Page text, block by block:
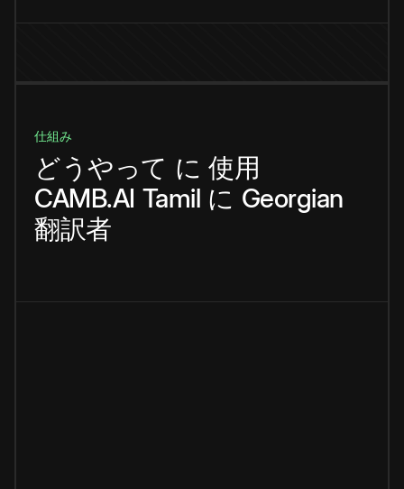
仕組み
どうやって に 使用
CAMB.AI Tamil に Georgian
翻訳者